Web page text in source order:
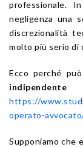
professionale.
negligenza una
discrezionalità
molto più serio di
Ecco perché
https://
operato-
Supponiamo che